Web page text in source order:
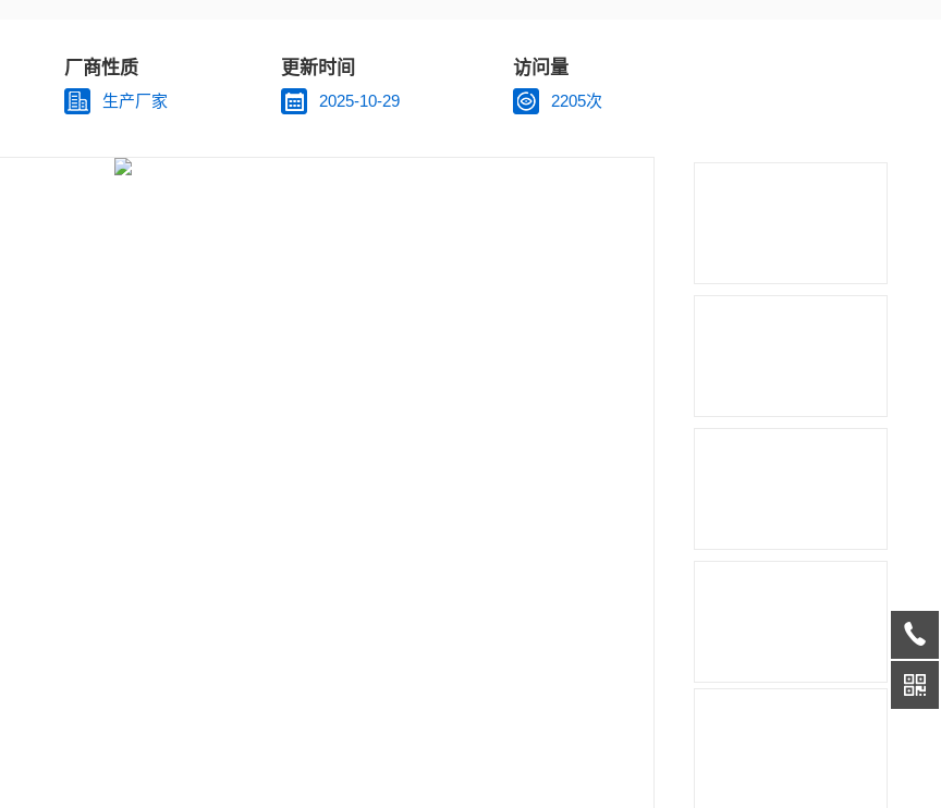
厂商性质
生产厂家
更新时间
2025-10-29
访问量
2205次